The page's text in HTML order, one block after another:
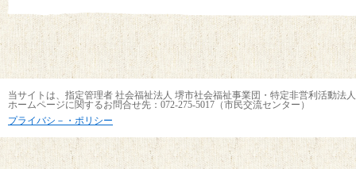
当サイトは、指定管理者 社会福祉法人 堺市社会福祉事業団・特定非営利活動
ホームページに関するお問合せ先：072-275-5017（市民交流センター）
プライバシ－・ポリシー